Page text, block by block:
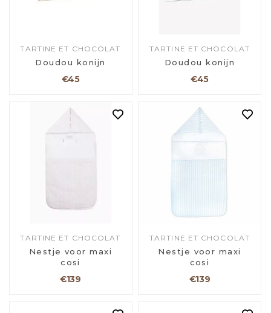
TARTINE ET CHOCOLAT
Doudou konijn
€45
TARTINE ET CHOCOLAT
Doudou konijn
€45
TARTINE ET CHOCOLAT
Nestje voor maxi
cosi
€139
TARTINE ET CHOCOLAT
Nestje voor maxi
cosi
€139